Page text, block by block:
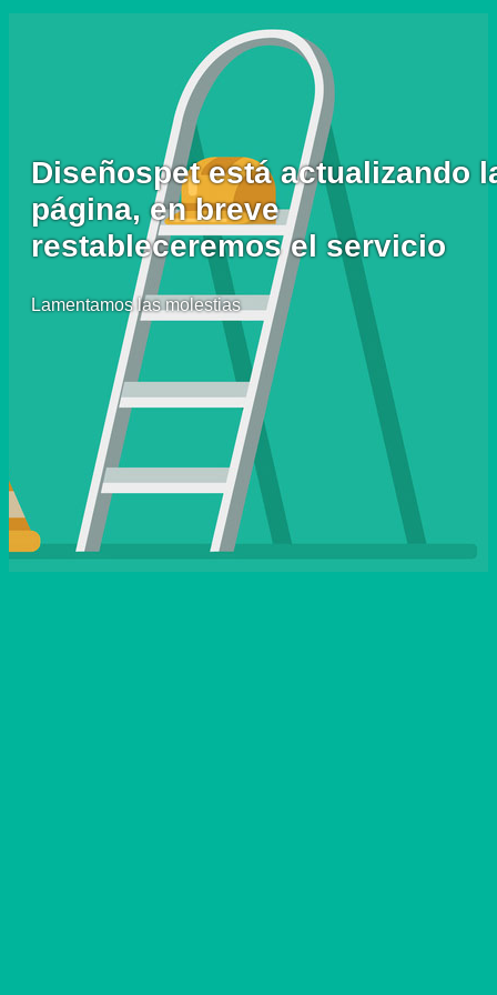
Diseñospet está actualizando
página, en breve
restableceremos el servicio
Lamentamos las molestias